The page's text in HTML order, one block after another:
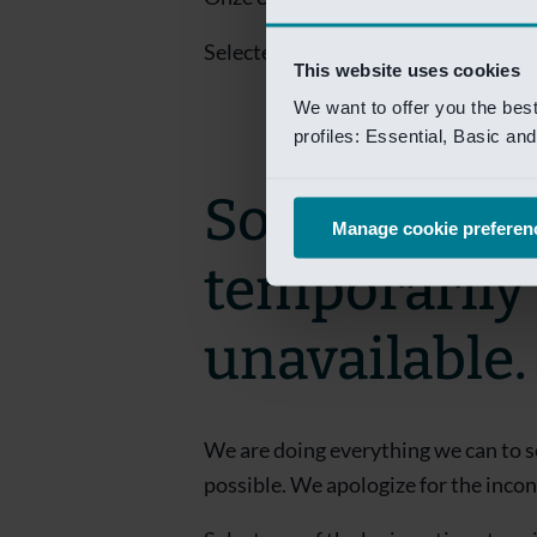
This website uses cookies
We want to offer you the
profiles: Essential, Basic
Manage cookie
Selecteer een van de login opties
Sorry! This
temporarily
unavailable.
We are doing everything we can to
possible. We apologize for the